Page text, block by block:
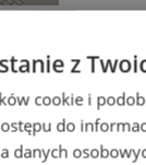
z
cookie i
do
danych